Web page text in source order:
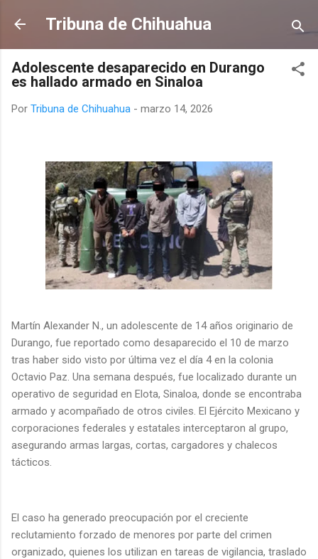
Ir al contenido principal
Tribuna de Chihuahua
Adolescente desaparecido en Durango
es hallado armado en Sinaloa
Por Tribuna de Chihuahua - marzo 14, 2026
Martín Alexander N., un adolescente de 14 años originario de
Durango, fue reportado como desaparecido el 10 de marzo
tras haber sido visto por última vez el día 4 en la colonia
Octavio Paz. Una semana después, fue localizado durante un
operativo de seguridad en Elota, Sinaloa, donde se encontraba
armado y acompañado de otros civiles. El Ejército Mexicano y
corporaciones federales y estatales interceptaron al grupo,
asegurando armas largas, cortas, cargadores y chalecos
tácticos.
El caso ha generado preocupación por el creciente
reclutamiento forzado de menores por parte del crimen
organizado, quienes los utilizan en tareas de vigilancia, traslado